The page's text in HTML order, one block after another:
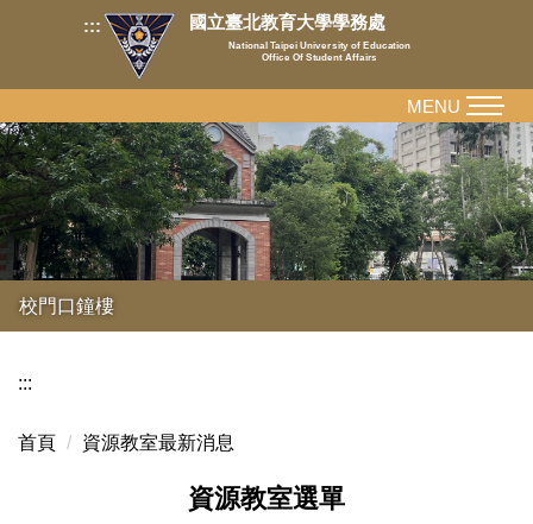
內
容
區
::: 國立臺北教育大學學務處
National Taipei University of Education
Office Of Student Affairs
校門口鐘樓
MENU
:::
首頁 資源教室最新消息
資源教室選單